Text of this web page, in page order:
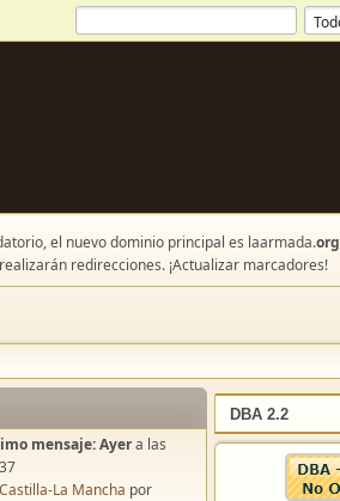
el nuevo dominio principal es laarmada.org
realizarán redirecciones. ¡Actualizar marcadores!
DBA 2.2
mensaje:Ayera las
La Mancha por